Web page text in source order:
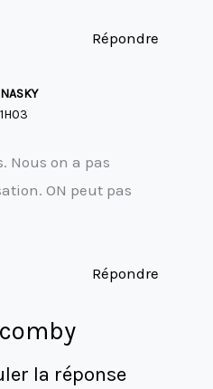
Répondre
Nous on a pas
ON peut pas
Répondre
comby
la réponse